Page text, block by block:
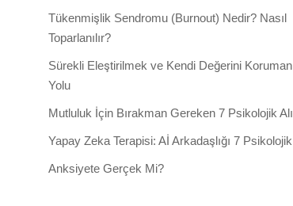
Tükenmişlik Sendromu (Burnout) Nedir? Nasıl
Toparlanılır?
Sürekli Eleştirilmek ve Kendi Değerini
Yolu
Mutluluk İçin Bırakman Gereken 7 Psikolojik
Yapay Zeka Terapisi: Aİ Arkadaşlığı 7
Anksiyete Gerçek Mi?